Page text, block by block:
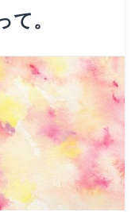
。